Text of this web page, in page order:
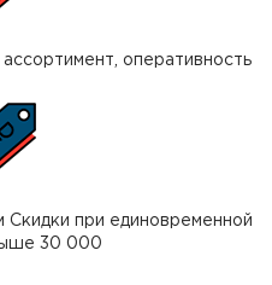
оперативность
Скидки при единовременной
30 000